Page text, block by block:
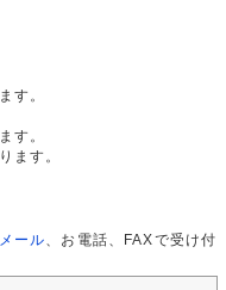
す。
す。
ます。
メール 、お電話、FAXで受け付